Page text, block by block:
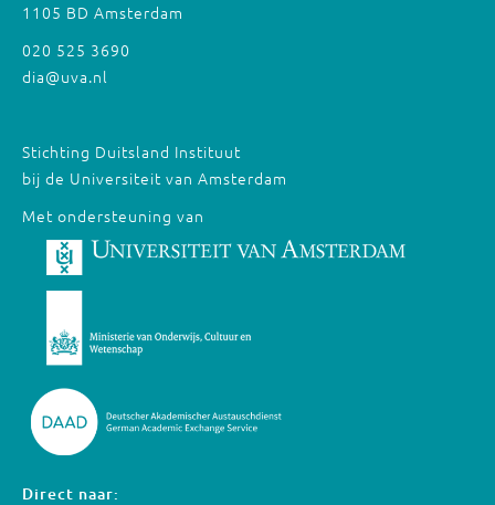
1105 BD Amsterdam
020 525 3690
dia@uva.nl
Stichting Duitsland Instituut
bij de Universiteit van Amsterdam
Met ondersteuning van
Direct naar: